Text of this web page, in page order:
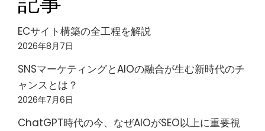
ECサイト構築の全工程を解説
2026年8月7日
SNSマーケティングとAIOの融合が生む新時代のチ
ャンスとは？
2026年7月6日
ChatGPT時代の今、なぜAIOがSEO以上に重要視